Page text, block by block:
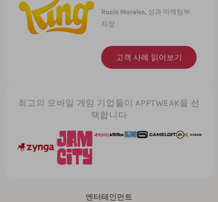
엔터테인먼트
Rocío Morales,성과 마케팅부
차장
고객 사례 읽어보기
최고의 모바일 게임 기업들이 APPTWEAK을 선
택합니다